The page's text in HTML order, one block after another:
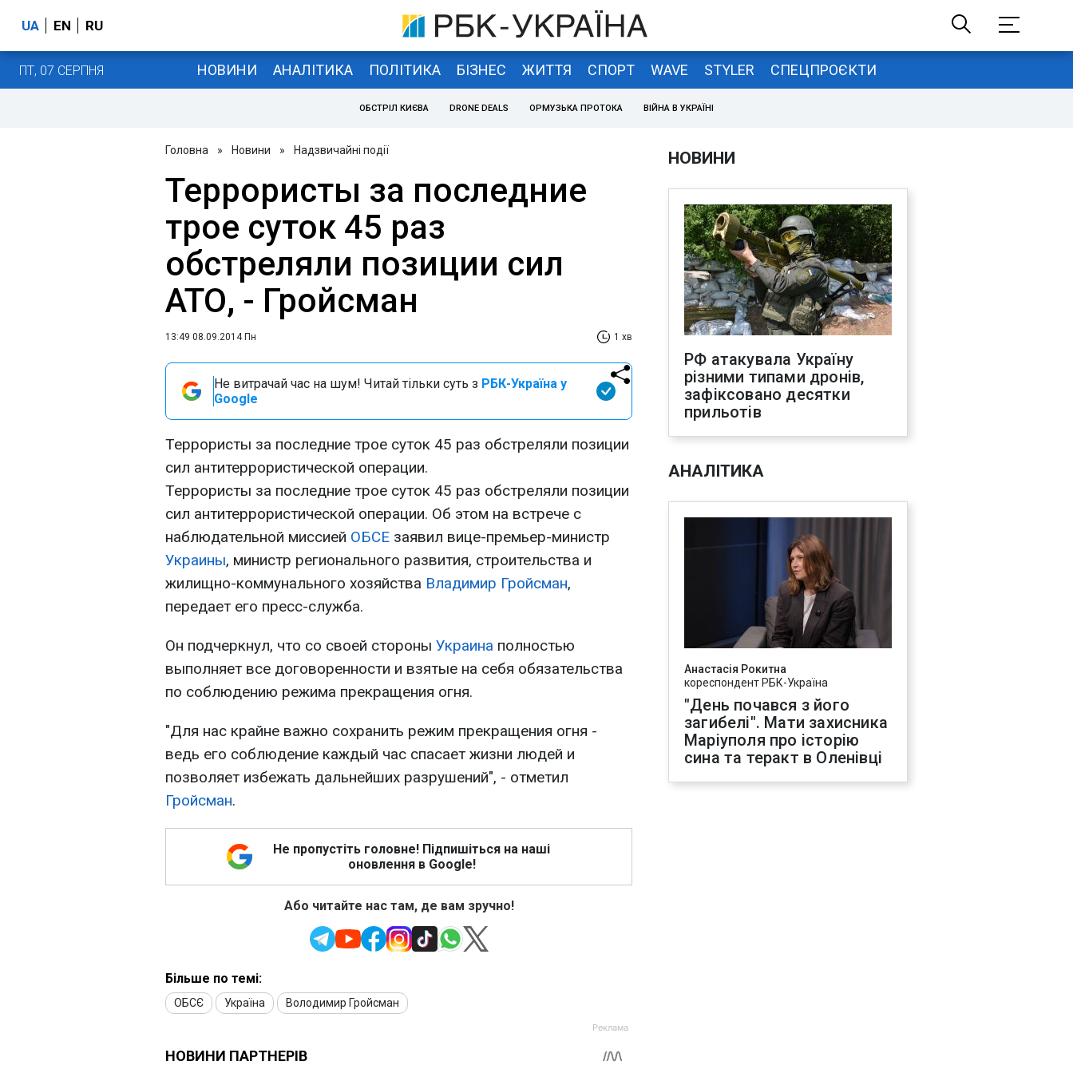
UA EN RU
ПТ, 07 СЕРПНЯ НОВИНИ АНАЛІТИКА ПОЛІТИКА БІЗНЕС ЖИТТЯ СПОРТ WAVE STYLER СПЕЦПРОЄКТИ
ОБСТРІЛ КИЄВА DRONE DEALS ОРМУЗЬКА ПРОТОКА ВІЙНА В УКРАЇНІ
Головна » Новини » Надзвичайні події
Террористы за последние
трое суток 45 раз
обстреляли позиции сил
АТО, - Гройсман
13:49 08.09.2014 Пн 1 хв
Не витрачай час на шум! Читай тільки суть з РБК-Україна у
Google
Террористы за последние трое суток 45 раз обстреляли позиции
сил антитеррористической операции.
Террористы за последние трое суток 45 раз обстреляли позиции
сил антитеррористической операции. Об этом на встрече с
наблюдательной миссией ОБСЕ заявил вице-премьер-министр
Украины, министр регионального развития, строительства и
жилищно-коммунального хозяйства Владимир Гройсман,
передает его пресс-служба.
Он подчеркнул, что со своей стороны Украина полностью
выполняет все договоренности и взятые на себя обязательства
по соблюдению режима прекращения огня.
"Для нас крайне важно сохранить режим прекращения огня -
ведь его соблюдение каждый час спасает жизни людей и
позволяет избежать дальнейших разрушений", - отметил
Гройсман.
Не пропустіть головне! Підпишіться на наші
оновлення в Google!
Або читайте нас там, де вам зручно!
Більше по темі:
ОБСЄ Україна Володимир Гройсман
НОВИНИ
РФ атакувала Україну
різними типами дронів,
зафіксовано десятки
прильотів
АНАЛІТИКА
Анастасія Рокитна
кореспондент РБК-Україна
"День почався з його
загибелі". Мати захисника
Маріуполя про історію
сина та теракт в Оленівці